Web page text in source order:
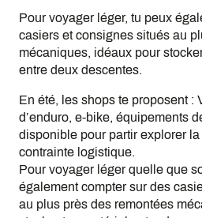
Pour voyager léger, tu peux
casiers et consignes situés au
mécaniques, idéaux pour
entre deux descentes.
En été, les shops te proposent :
d’enduro, e-bike, équipements
disponible pour partir explorer
contrainte logistique.
Pour voyager léger quelle que
également compter sur des
au plus près des remontées